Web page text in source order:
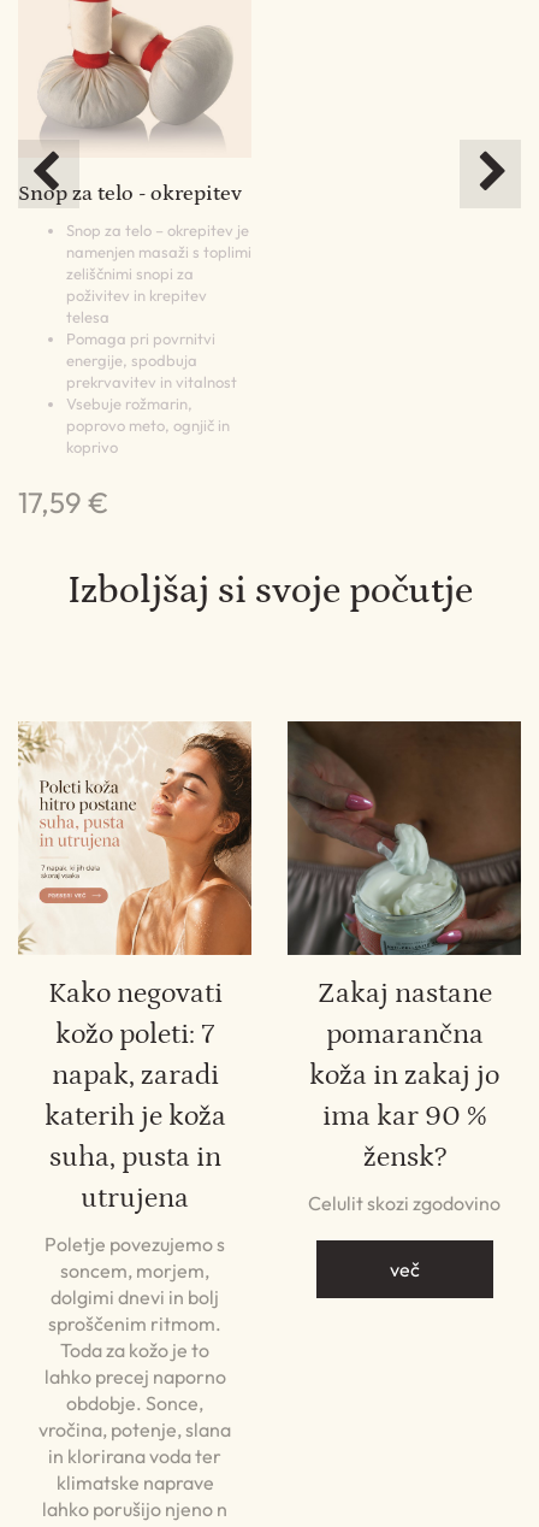
Snop za telo - okrepitev
Snop za telo – okrepitev je
namenjen masaži s toplimi
zeliščnimi snopi za
poživitev in krepitev
telesa
Pomaga pri povrnitvi
energije, spodbuja
prekrvavitev in vitalnost
Vsebuje rožmarin,
poprovo meto, ognjič in
koprivo
17,59 €
Izboljšaj si svoje počutje
Kako negovati
kožo poleti: 7
napak, zaradi
katerih je koža
suha, pusta in
utrujena
Poletje povezujemo s
soncem, morjem,
dolgimi dnevi in bolj
sproščenim ritmom.
Toda za kožo je to
lahko precej naporno
obdobje. Sonce,
vročina, potenje, slana
in klorirana voda ter
klimatske naprave
lahko porušijo njeno n
Zakaj nastane
pomarančna
koža in zakaj jo
ima kar 90 %
žensk?
Celulit skozi zgodovino
več